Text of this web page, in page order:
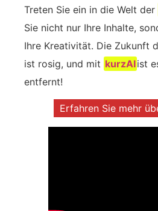
Treten Sie ein in die Welt der
Sie nicht nur Ihre Inhalte,
Ihre Kreativität. Die Zukunft
ist rosig, und mit kurzAIist
entfernt!
Erfahren Sie mehr